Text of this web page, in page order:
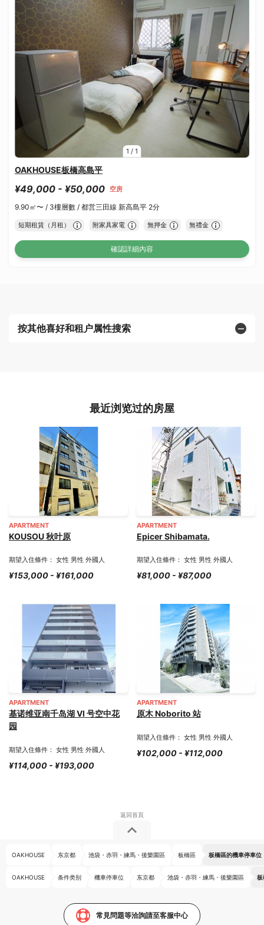
1 / 1
OAKHOUSE板橋高島平
¥49,000 - ¥50,000 空房
9.90㎡〜 / 3樓層數 / 都営三田線 新高島平 2分
短期租賃（月租） 附家具家電 無押金 無禮金
確認詳細內容
按其他喜好和租户属性搜索
最近浏览过的房屋
APARTMENT
KOUSOU 秋叶原
期望入住條件： 女性 男性 外國人
¥153,000 - ¥161,000
APARTMENT
Epicer Shibamata.
期望入住條件： 女性 男性 外國人
¥81,000 - ¥87,000
APARTMENT
基诺维亚南千岛湖 VI 号空中花
园
期望入住條件： 女性 男性 外國人
¥114,000 - ¥193,000
APARTMENT
原木 Noborito 站
期望入住條件： 女性 男性 外國人
¥102,000 - ¥112,000
OAKHOUSE 东京都 池袋・赤羽・練馬・後樂園區 板橋區 板橋區的機車停車位
OAKHOUSE 条件类别 機車停車位 东京都 池袋・赤羽・練馬・後樂園區 板
常見問題等洽詢請至客服中心